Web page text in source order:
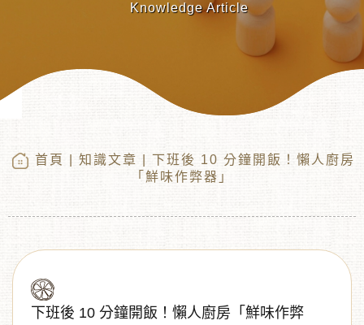
Knowledge Article
首頁 知識文章 | 下班後 10 分鐘開飯！懶人廚房
「鮮味作弊器」
下班後 10 分鐘開飯！懶人廚房「鮮味作弊